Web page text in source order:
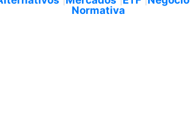
Normativa